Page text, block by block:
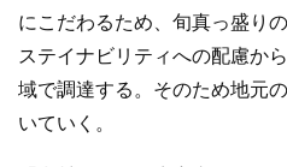
にこだわるため、旬真っ盛り
ステイナビリティへの配慮か
域で調達する。そのため地元
いていく。